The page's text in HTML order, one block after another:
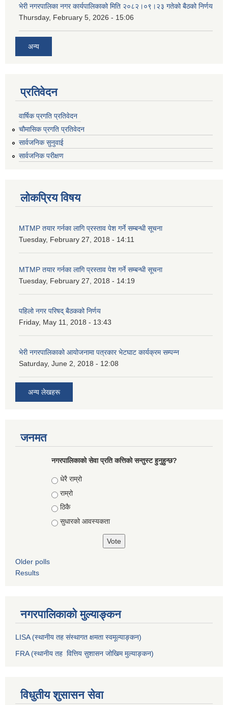
भेरी नगरपालिका नगर कार्यपालिकाको मिति २०८२।०९।२३ गतेको बैठको निर्णय
Thursday, February 5, 2026 - 15:06
अन्य
प्रतिवेदन
वार्षिक प्रगति प्रतिवेदन
चौमासिक प्रगति प्रतिवेदन
सार्वजनिक सुनुवाई
सार्वजनिक परीक्षण
लोकप्रिय विषय
MTMP तयार गर्नका लागि प्रस्ताव पेश गर्ने सम्बन्धी सूचना
Tuesday, February 27, 2018 - 14:11
MTMP तयार गर्नका लागि प्रस्ताव पेश गर्ने सम्बन्धी सूचना
Tuesday, February 27, 2018 - 14:19
पहिलो नगर परिषद् बैठकको निर्णय
Friday, May 11, 2018 - 13:43
भेरी नगरपालिकाको आयोजनामा पत्रकार भेटघाट कार्यक्रम सम्पन्न
Saturday, June 2, 2018 - 12:08
अन्य लेखहरू
जनमत
नगरपालिकाको सेवा प्रति कत्तिको सन्तुस्ट हुनुहुन्छ?
Choices
धेरै राम्रो
राम्रो
ठिकै
सुधारको आवस्यकता
Older polls
Results
नगरपालिकाको मुल्याङ्कन
LISA (स्थानीय तह संस्थागत क्षमता स्वमूल्याङ्कन)
FRA (स्थानीय तह वित्तिय सुशासन जोखिम मुल्याङ्कन)
विधुतीय शुसासन सेवा